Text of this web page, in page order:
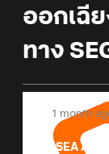
ออกเฉี
ทาง
Online
1 month
SEGA SEA